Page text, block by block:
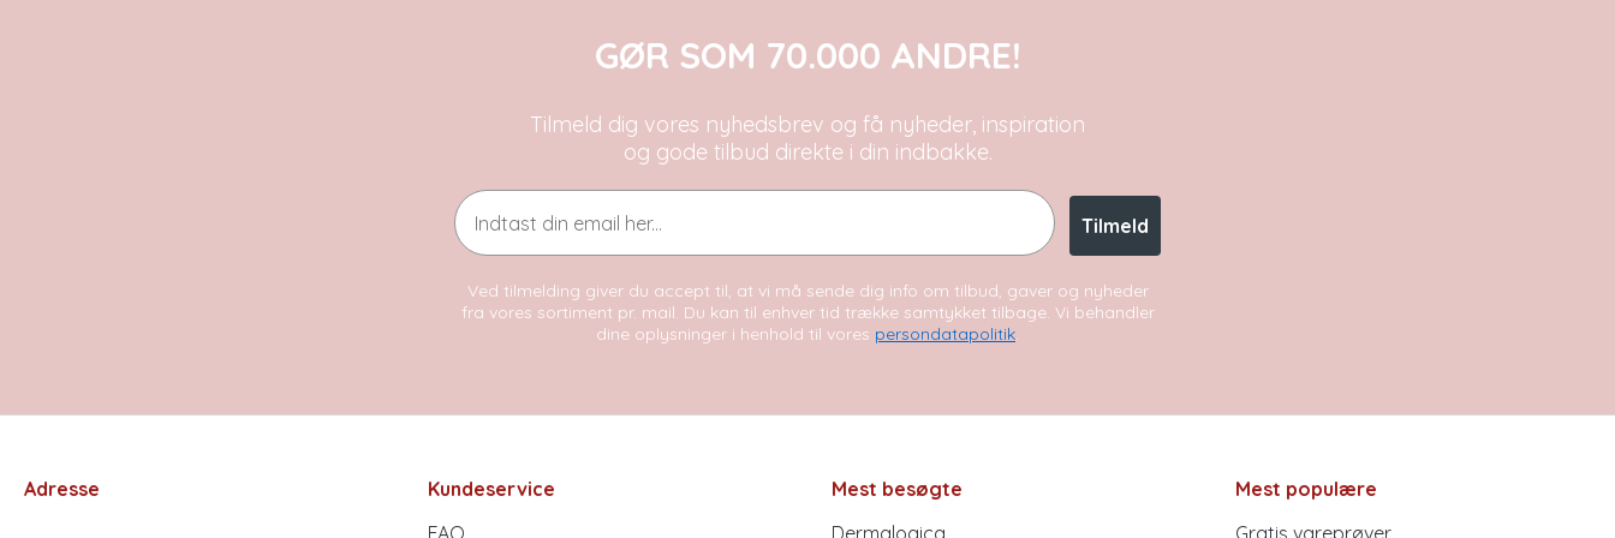
GØR SOM 70.000 ANDRE!
Tilmeld dig vores nyhedsbrev og få nyheder, inspiration
og gode tilbud direkte i din indbakke.
Email
Tilmeld
Ved tilmelding giver du accept til, at vi må sende dig info om tilbud, gaver og nyheder
fra vores sortiment pr. mail. Du kan til enhver tid trække samtykket tilbage. Vi behandler
dine oplysninger i henhold til vores persondatapolitik.
Adresse
Kundeservice
FAQ
Mest besøgte
Dermalogica
Mest populære
Gratis vareprøver